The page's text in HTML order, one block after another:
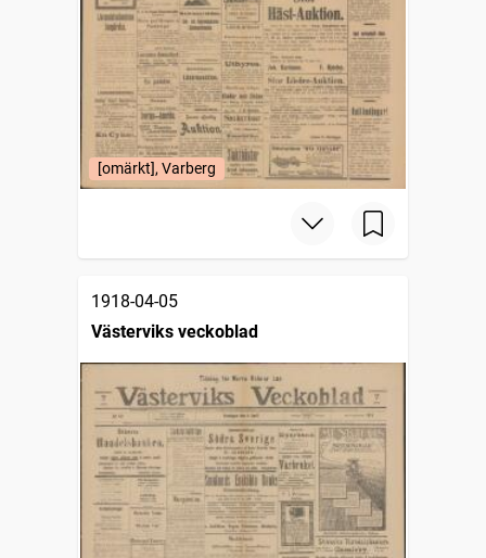
[omärkt], Varberg
1918-04-05
Västerviks veckoblad